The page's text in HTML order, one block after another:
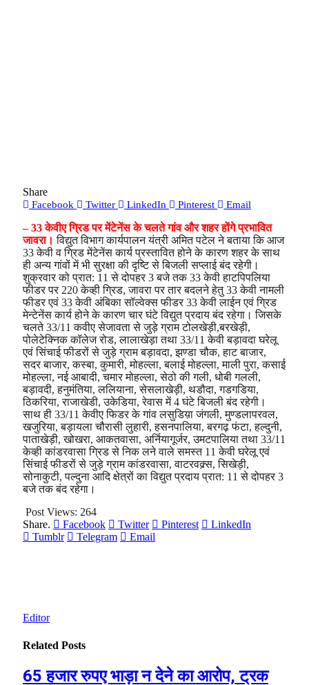
Share
Facebook Twitter LinkedIn Pinterest Email
– 33 केवीए ग्रिड पर मेंटेनेंस के चलते गांव और शहर होंगे प्रभावित
जावरा। विद्युत विभाग कार्यपालन यंत्री अमित पटेल ने बताया कि आज
33 केवी व ग्रिड मेंटेनेंस कार्य प्रस्तावित होने के कारण शहर के साथ
ही अन्य गांवों में भी सुरक्षा की दृष्टि से बिजली सप्लाई बंद रहेगी।
शुक्रवार को प्रात: 11 से दोपहर 3 बजे तक 33 केवी हाटपिपलिया
फीडर पर 220 केव्ही ग्रिड, जावरा पर तार बदलने हेतु 33 केवी नामली
फीडर एवं 33 केवी अंबिका सॉल्वेक्स फीडर 33 केवी लाईन एवं ग्रिड
मेन्टेनेंस कार्य होने के कारण चार घंटे विद्युत प्रदाय बंद रहेगा। जिसके
चलते 33/11 कवीए सेजावता से जुड़े ग्राम टोलखेड़ी,बरखेड़ी,
पोलेटेक्निक कॉलेज रोड, लालाखेड़ा तथा 33/11 केवी बड़ावदा घरेलू
एवं सिंचाई फीडरों से जुड़े ग्राम बड़ावदा, झण्डा चौक, हाट बाजार,
सदर बाजार, कस्बा, कुमारी, मोहल्ला, बलाई मोहल्ला, माली पुरा, कसाई
मोहल्ला, नई आबादी, चमार मोहल्ला, सेठो की गली, धोबी गलली,
बड़ावदी, हनुमंतिया, ललियाना, सेसलाखेड़ी, थडौदा, गडगडिया,
ठिकरिया, राजाखेडी, उकेडिया, रेवास में 4 घंटे बिजली बंद रहेगी।
साथ ही 33/11 केवीए फिडर के गांव लसुडिय़ा जंगली, मुण्डलापरवल,
खजुरिया, बड़ायला चौरासी लुहारी, हसनपालिया, बरगढ़ फंटा, हल्दुनी,
पाताखेड़ी, खोखरा, आकतवासा, अर्नियागूर्जर, उमटपालिया तथा 33/11
केव्ही कांडरवासा ग्रिड से निक लने वाले समस्त 11 केवी घरेलू एवं
सिंचाई फीडरों से जुड़े ग्राम कांडरवासा, वाटरवक्र्स, सिखेड़ी,
सोनाकुटी, पल्दुना आदि क्षेत्रों का विद्युत प्रदाय प्रात: 11 से दोपहर 3
बजे तक बंद रहेगा।
Post Views: 264
Share.
Facebook Twitter Pinterest
LinkedIn
Tumblr
Telegram Email
Editor
Related Posts
65 हजार रुपए भाड़ा न देने का आरोप, ट्रक